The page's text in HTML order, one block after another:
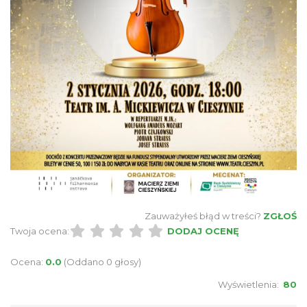
Cieszyn
2026-08-14
0.21 km
Cieszyn
2026-08-21
0.21 km
Zauważyłeś błąd w treści? ZGŁOŚ
Twoja ocena:
DODAJ OCENĘ
Ocena: 0.0 (Oddano 0 głosy)
Wyświetlenia: 80